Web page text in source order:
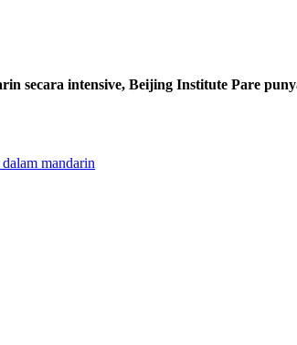
secara intensive, Beijing Institute Pare
mandarin